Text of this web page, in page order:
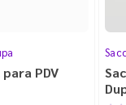
PDV